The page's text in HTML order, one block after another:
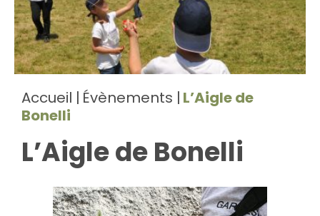
Accueil Évènements L’Aigle de
Bonelli
L’Aigle de Bonelli